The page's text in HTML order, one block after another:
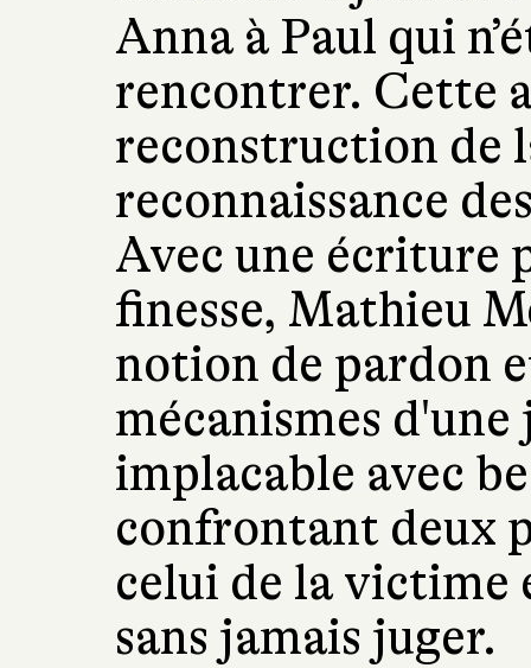
Anna à Paul qui
rencontrer. Cette
reconstruction de
reconnaissance
Avec une écriture
finesse, Mathieu
notion de pardon
mécanismes
implacable avec
confrontant deux
celui de la victime
sans jamais juger.